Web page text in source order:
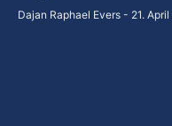
Dajan Raphael Evers 21.